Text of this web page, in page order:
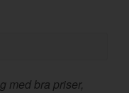
med bra priser,